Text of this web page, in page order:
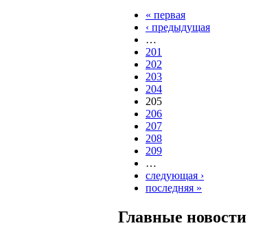
« первая
‹ предыдущая
…
201
202
203
204
205
206
207
208
209
…
следующая ›
последняя »
Главные новости